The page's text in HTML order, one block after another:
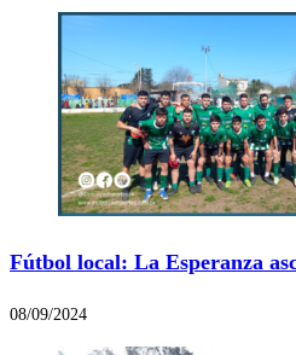
Fútbol local: La Esperanza
08/09/2024